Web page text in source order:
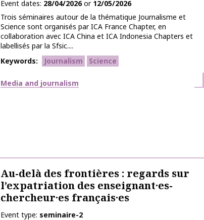
Event dates 28/04/2026 or 12/05/2026
Trois séminaires autour de la thématique Journalisme et
Science sont organisés par ICA France Chapter, en
collaboration avec ICA China et ICA Indonesia Chapters et
labellisés par la Sfsic....
Keywords
Journalism Science
Themes
Media and journalism
Au-delà des frontières : regards sur
l’expatriation des enseignant·es-
chercheur·es français·es
Event type seminaire-2